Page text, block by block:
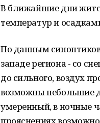
В ближайшие дни
температур и
По данным
западе региона - со
до сильного, воздух
возможны небольшие
умеренный, в ночные